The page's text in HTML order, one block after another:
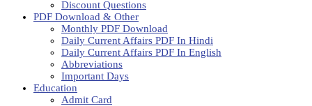
Discount Questions
PDF Download & Other
Monthly PDF Download
Daily Current Affairs PDF In Hindi
Daily Current Affairs PDF In English
Abbreviations
Important Days
Education
Admit Card